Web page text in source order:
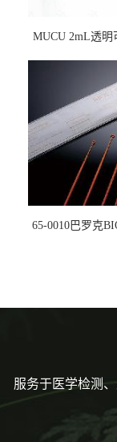
MUCU 2mL透明
65-0010巴罗克
服务于医学检测